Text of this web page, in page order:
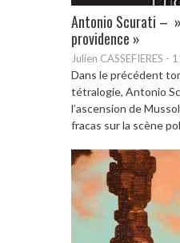
Antonio Scurati – »
providence »
Julien CASSEFIERES -
Dans le précédent
tétralogie, Antonio
l’ascension de
fracas sur la scène